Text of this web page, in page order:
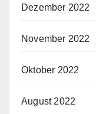
Dezember 2022
November 2022
Oktober 2022
August 2022